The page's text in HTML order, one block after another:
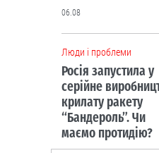
06.08
Люди і проблеми
Росія запустила у
серійне
крилату ракету
“Бандероль”. Чи
маємо протидію?